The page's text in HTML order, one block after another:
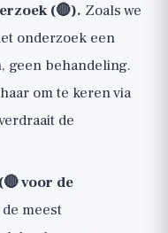
(🔴). Zoals we
onderzoek een
geen behandeling.
om te keren via
de
voor de
meest